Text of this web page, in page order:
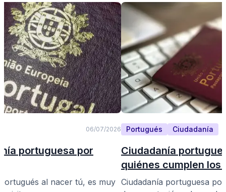
06/07/2026
portuguesa por
al nacer tú, es muy
Portugués Ciudadanía
Ciudadanía
quiénes cumplen los
Ciudadanía portuguesa